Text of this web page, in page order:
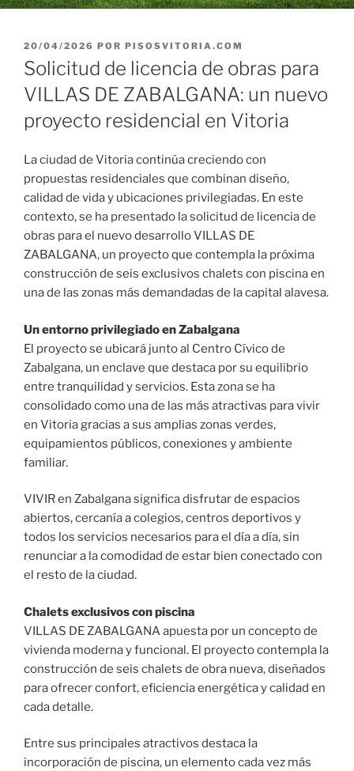
PUBLICADO
EL
20/04/2026 POR PISOSVITORIA.COM
Solicitud de licencia de obras para
VILLAS DE ZABALGANA: un nuevo
proyecto residencial en Vitoria
La ciudad de Vitoria continúa creciendo con
propuestas residenciales que combinan diseño,
calidad de vida y ubicaciones privilegiadas. En este
contexto, se ha presentado la solicitud de licencia de
obras para el nuevo desarrollo VILLAS DE
ZABALGANA, un proyecto que contempla la próxima
construcción de seis exclusivos chalets con piscina en
una de las zonas más demandadas de la capital alavesa.
Un entorno privilegiado en Zabalgana
El proyecto se ubicará junto al Centro Cívico de
Zabalgana, un enclave que destaca por su equilibrio
entre tranquilidad y servicios. Esta zona se ha
consolidado como una de las más atractivas para vivir
en Vitoria gracias a sus amplias zonas verdes,
equipamientos públicos, conexiones y ambiente
familiar.
VIVIR en Zabalgana significa disfrutar de espacios
abiertos, cercanía a colegios, centros deportivos y
todos los servicios necesarios para el día a día, sin
renunciar a la comodidad de estar bien conectado con
el resto de la ciudad.
Chalets exclusivos con piscina
VILLAS DE ZABALGANA apuesta por un concepto de
vivienda moderna y funcional. El proyecto contempla la
construcción de seis chalets de obra nueva, diseñados
para ofrecer confort, eficiencia energética y calidad en
cada detalle.
Entre sus principales atractivos destaca la
incorporación de piscina, un elemento cada vez más